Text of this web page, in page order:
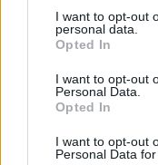
I want to opt-out
personal data.
Opted In
I want to opt-out
Personal Data.
Opted In
I want to opt-out
Personal Data
hazai autósoknak
forint feletti
Energy Investment
csúcsvezetői egy
versenyképességről,
energetikai
100 dollár az olaj?